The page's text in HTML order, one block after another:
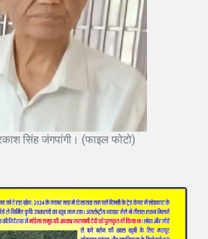
सिंह जंगपांगी। (फाइल फोटो)